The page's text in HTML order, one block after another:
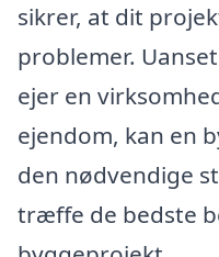
sikrer, at dit
problemer.
ejer en
ejendom, kan en
den nødvendige
træffe de bedste